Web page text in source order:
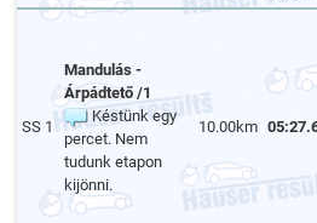
SS 1
Mandulás -
Árpádtető /1
Késtünk egy
percet. Nem
tudunk etapon
kijönni.
10.00km